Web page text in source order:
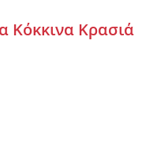
Κόκκινα Κρασιά